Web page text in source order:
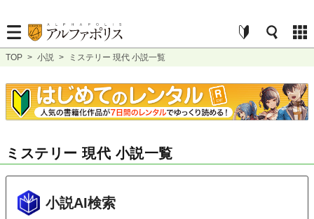
TOP > 小説 > ミステリー 現代 小説一覧
ミステリー 現代 小説一覧
小説AI検索